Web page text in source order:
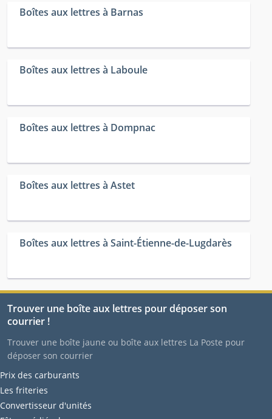
Boîtes aux lettres à Barnas
Boîtes aux lettres à Laboule
Boîtes aux lettres à Dompnac
Boîtes aux lettres à Astet
Boîtes aux lettres à Saint-Étienne-de-Lugdarès
Trouver une boîte aux lettres pour déposer son
courrier !
Trouver une boîte jaune ou boîte aux lettres La Poste pour
déposer son courrier
Prix des carburants
Les friteries
Convertisseur d'unités